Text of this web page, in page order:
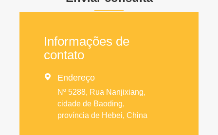
Informações de
contato
 Endereço
Nº 5288, Rua Nanjixiang,
cidade de Baoding,
província de Hebei, China